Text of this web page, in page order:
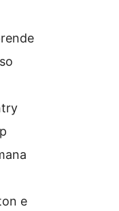
e